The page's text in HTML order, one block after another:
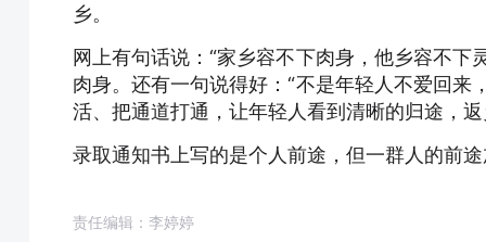
乡。
网上有句话说：“家乡容不下肉身，他乡容不
肉身。还有一句说得好：“不是年轻人不爱回
活、把通道打通，让年轻人看到清晰的归途，
录取通知书上写的是个人前途，但一群人的前
责任编辑：李婷婷